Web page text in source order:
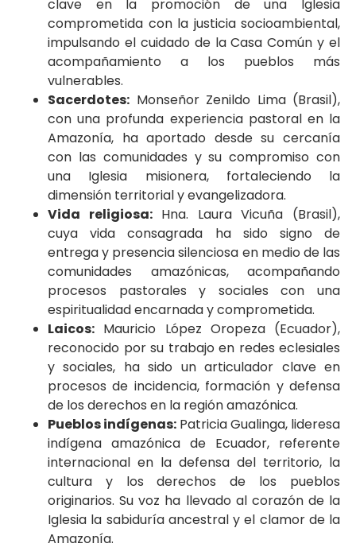
clave en la promoción de una Iglesia
comprometida con la justicia socioambiental,
impulsando el cuidado de la Casa Común y el
acompañamiento a los pueblos más
vulnerables.
Sacerdotes: Monseñor Zenildo Lima (Brasil),
con una profunda experiencia pastoral en la
Amazonía, ha aportado desde su cercanía
con las comunidades y su compromiso con
una Iglesia misionera, fortaleciendo la
dimensión territorial y evangelizadora.
Vida religiosa:Hna. Laura Vicuña (Brasil),
cuya vida consagrada ha sido signo de
entrega y presencia silenciosa en medio de las
comunidades amazónicas, acompañando
procesos pastorales y sociales con una
espiritualidad encarnada y comprometida.
Laicos: Mauricio López Oropeza (Ecuador),
reconocido por su trabajo en redes eclesiales
y sociales, ha sido un articulador clave en
procesos de incidencia, formación y defensa
de los derechos en la región amazónica.
Pueblos indígenas: Patricia Gualinga, lideresa
indígena amazónica de Ecuador, referente
internacional en la defensa del territorio, la
cultura y los derechos de los pueblos
originarios. Su voz ha llevado al corazón de la
Iglesia la sabiduría ancestral y el clamor de la
Amazonía.